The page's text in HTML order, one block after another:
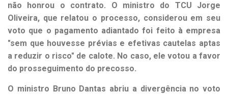
não honrou o contrato. O ministro do TCU Jorge
Oliveira, que relatou o processo, considerou em seu
voto que o pagamento adiantado foi feito à empresa
"sem que houvesse prévias e efetivas cautelas aptas
a reduzir o risco" de calote. No caso, ele votou a favor
do prosseguimento do precosso.
O ministro Bruno Dantas abriu a divergência no voto